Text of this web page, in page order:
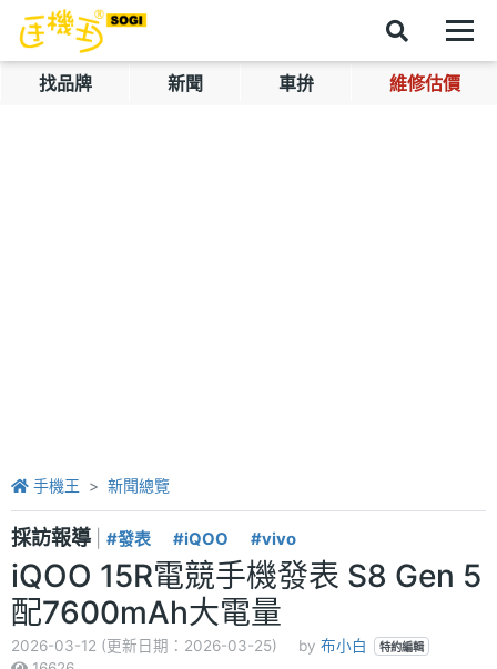
找品牌 新聞 車拚 維修估價
手機王 新聞總覽
採訪報導 #發表 #iQOO #vivo
iQOO 15R電競手機發表 S8 Gen 5
配7600mAh大電量
2026-03-12 (更新日期：2026-03-25) by 布小白 特約編輯